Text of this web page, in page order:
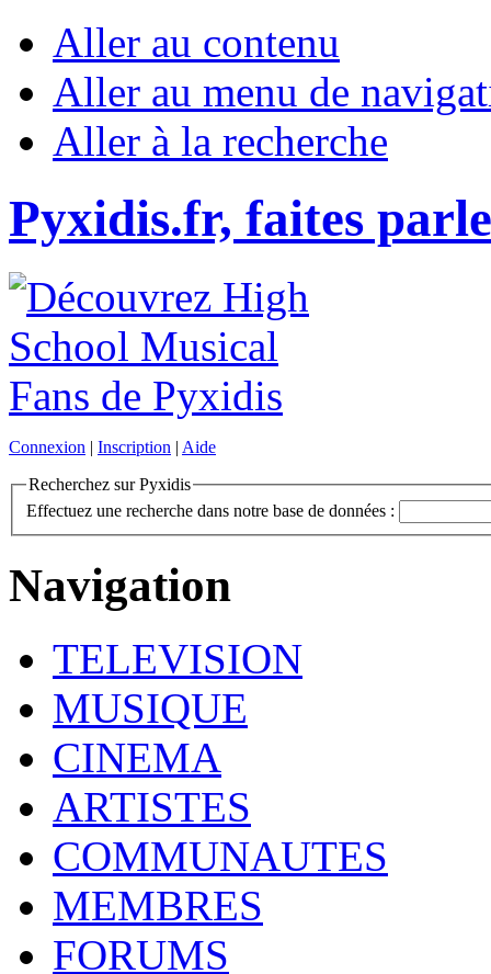
Aller au contenu
Aller au menu de
Aller à la recherche
Pyxidis.fr, faites
Connexion | Inscription | Aide
Recherchez sur Pyxidis
Effectuez une recherche dans notre base de données :
Navigation
TELEVISION
MUSIQUE
CINEMA
ARTISTES
COMMUNAUTES
MEMBRES
FORUMS